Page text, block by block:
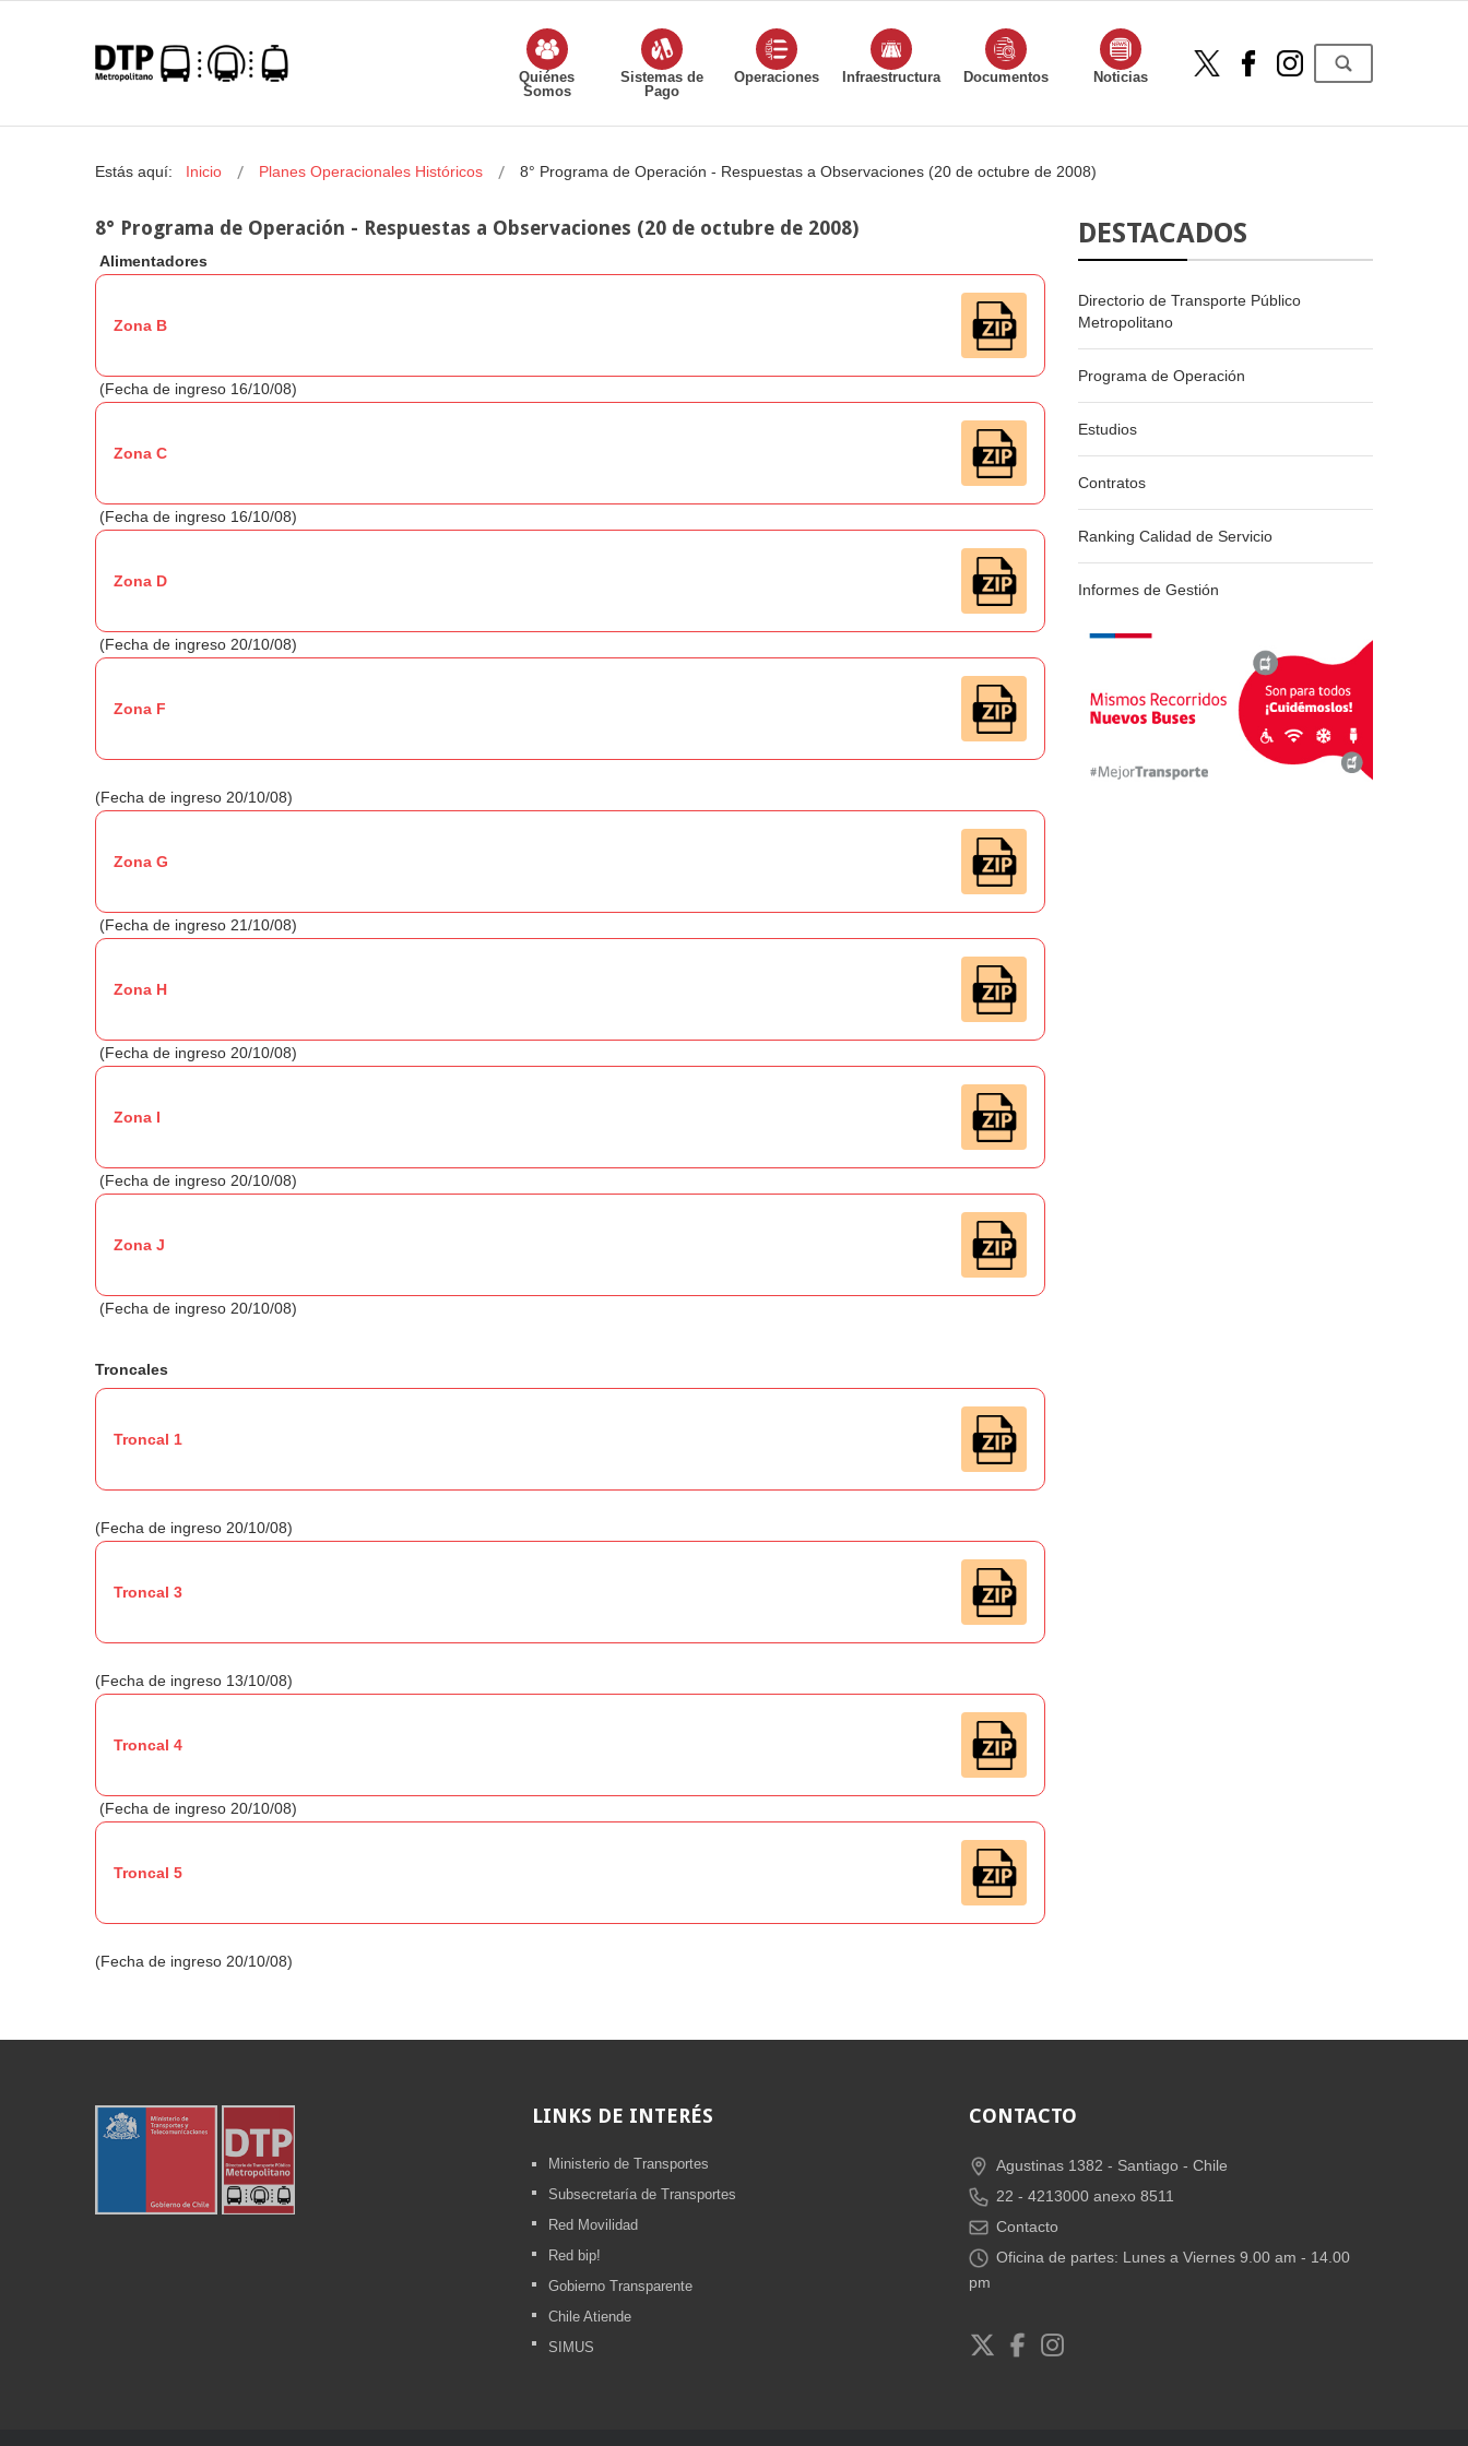
Quiénes
Somos
Sistemas de
Pago
Operaciones Infraestructura Documentos Noticias
Estás aquí: Inicio Planes Operacionales Históricos 8° Programa de Operación - Respuestas a Observaciones (20 de octubre de 2008)
8° Programa de Operación - Respuestas a Observaciones (20 de octubre de 2008)
Alimentadores
Zona B
(Fecha de ingreso 16/10/08)
Zona C
(Fecha de ingreso 16/10/08)
Zona D
(Fecha de ingreso 20/10/08)
Zona F
(Fecha de ingreso 20/10/08)
Zona G
(Fecha de ingreso 21/10/08)
Zona H
(Fecha de ingreso 20/10/08)
Zona I
(Fecha de ingreso 20/10/08)
Zona J
(Fecha de ingreso 20/10/08)
Troncales
Troncal 1
(Fecha de ingreso 20/10/08)
Troncal 3
(Fecha de ingreso 13/10/08)
Troncal 4
(Fecha de ingreso 20/10/08)
Troncal 5
(Fecha de ingreso 20/10/08)
DESTACADOS
Directorio de Transporte Público
Metropolitano
Programa de Operación
Estudios
Contratos
Ranking Calidad de Servicio
Informes de Gestión
LINKS DE INTERÉS
Ministerio de Transportes
Subsecretaría de Transportes
Red Movilidad
Red bip!
Gobierno Transparente
Chile Atiende
SIMUS
CONTACTO
Agustinas 1382 - Santiago - Chile
22 - 4213000 anexo 8511
Contacto
Oficina de partes: Lunes a Viernes 9.00 am - 14.00
pm